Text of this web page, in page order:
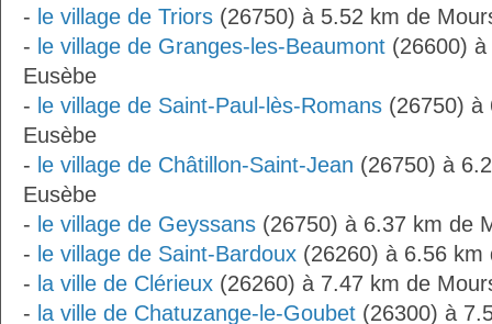
- le village de Triors (26750) à 5.52 km de
- le village de Granges-les-Beaumont (26600)
Eusèbe
- le village de Saint-Paul-lès-Romans (26750) à
Eusèbe
- le village de Châtillon-Saint-Jean (26750) à
Eusèbe
- le village de Geyssans (26750) à 6.37 km de
- le village de Saint-Bardoux (26260) à 6.56 km
- la ville de Clérieux (26260) à 7.47 km de
- la ville de Chatuzange-le-Goubet (26300) à